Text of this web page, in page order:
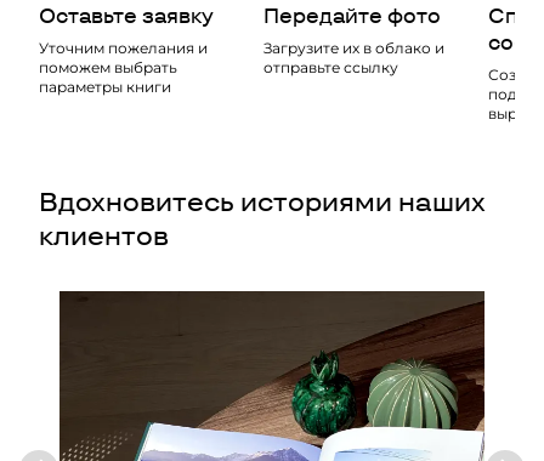
Оставьте заявку
Уточним пожелания и
поможем выбрать
параметры книги
Передайте фото
Загрузите их в облако и
отправьте ссылку
Вдохновитесь историями наших
клиентов